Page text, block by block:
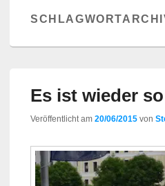
Es ist wieder
Veröffentlicht am 20/06/2015 von